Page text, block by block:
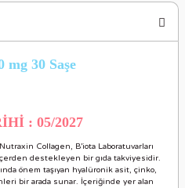
mg 30 Saşe
: 05/2027
Nutraxin Collagen, B’iota Laboratuvarları
destekleyen bir gıda takviyesidir.
önem taşıyan hyalüronik asit, çinko,
bir arada sunar. İçeriğinde yer alan